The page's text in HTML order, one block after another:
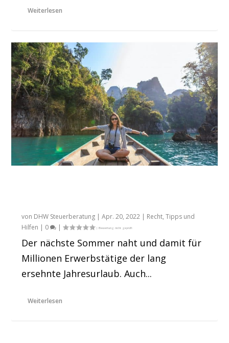
Weiterlesen
von DHW Steuerberatung |Apr. 20, 2022 | Recht,Tipps und
Hilfen | 0 |
Der nächste Sommer naht und damit für
Millionen Erwerbstätige der lang
ersehnte Jahresurlaub. Auch...
Weiterlesen